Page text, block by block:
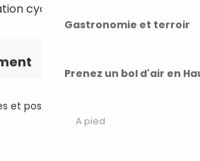
Gastronomie et terroir
Prenez un bol d'air en
A pied
cycles
et postaux